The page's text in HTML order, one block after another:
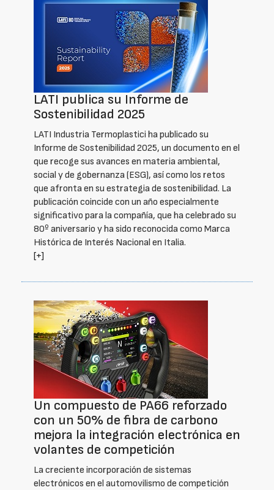
LATI publica su Informe de
Sostenibilidad 2025
LATI Industria Termoplastici ha publicado su
Informe de Sostenibilidad 2025, un documento en el
que recoge sus avances en materia ambiental,
social y de gobernanza (ESG), así como los retos
que afronta en su estrategia de sostenibilidad. La
publicación coincide con un año especialmente
significativo para la compañía, que ha celebrado su
80º aniversario y ha sido reconocida como Marca
Histórica de Interés Nacional en Italia.
[+]
Un compuesto de PA66 reforzado
con un 50% de fibra de carbono
mejora la integración electrónica en
volantes de competición
La creciente incorporación de sistemas
electrónicos en el automovilismo de competición